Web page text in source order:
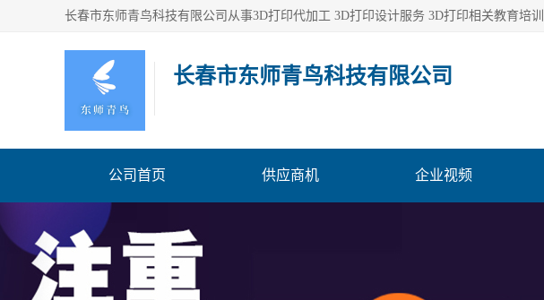
长春市东师青鸟科技有限公司
公司首页 供应商机 企业视频